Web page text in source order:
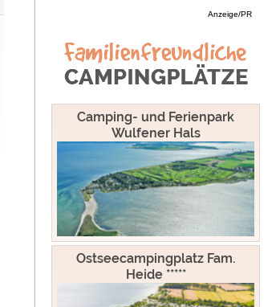
Miet-Wohnwagen
Miet-Zelte
Mecklenburg-Vorpommern
Niedersachsen
Nordrhein-Westfalen
Rheinland-Pfalz
Saarland
Sachsen
Sachsen-Anhalt
Schleswig-Holstein
Thüringen
Campingplätze
Camping & Caravan
Sonstiges
Specials
Archiv
Anzeige/PR
Camping- und Ferienpark
Wulfener Hals
Ostseecampingplatz Fam.
Heide *****